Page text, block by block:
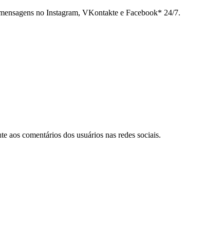
no Instagram, VKontakte e Facebook* 24/7.
aos comentários dos usuários nas redes sociais.